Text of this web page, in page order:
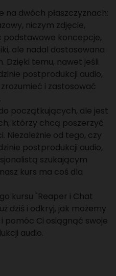
na dwóch płaszczyznach:
niczym zdjęcie,
podstawowe koncepcje,
ale nadal dostosowana
temu, nawet jeśli
postprodukcji audio,
i zastosować
początkujących, ale jest
którzy chcą poszerzyć
Niezależnie od tego, czy
postprodukcji audio,
szukającym
kurs ma coś dla
kursu "Reaper i Chat
dziś i odkryj, jak możemy
pomóc Ci osiągnąć swoje
audio.